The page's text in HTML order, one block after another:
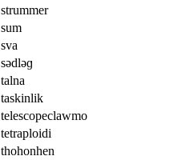
strummer
sum
sva
sədləɡ
talna
taskinlik
telescopeclawmo
tetraploidi
thohonhen